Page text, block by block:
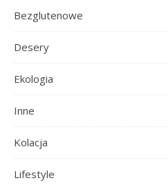
Bezglutenowe
Desery
Ekologia
Inne
Kolacja
Lifestyle